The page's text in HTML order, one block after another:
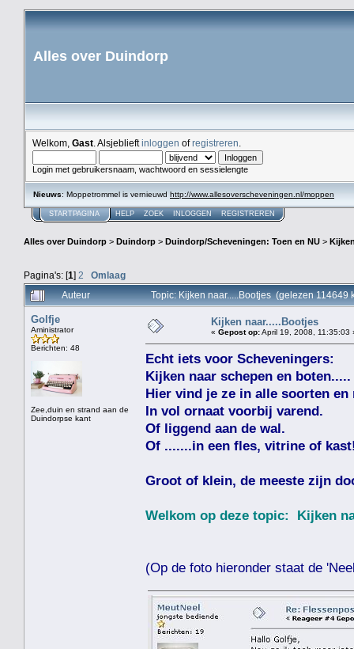
Alles over Duindorp
Welkom, Gast . Alsjeblieftinloggen ofregistreren
Login met gebruikersnaam, wachtwoord en sessielengte
Nieuws: Moppetrommel is vernieuwd http://www.allesoverscheveningen.nl/moppen
STARTPAGINA HELP ZOEK INLOGGEN REGISTREREN
Alles over Duindorp > Duindorp > Duindorp/Scheveningen: Toen en NU >
Pagina's: [1] 2
Omlaag
Auteur
Topic: Kijken naar.....Bootjes (gelezen 114649
Golfje
Aministrator
Berichten: 48
Zee,duin en strand aan de
Duindorpse kant
Kijken naar.....Bootjes
« Gepost op:April 19, 2008, 11:35:03
Echt iets voor Scheveningers:
Kijken naar schepen en boten.....
Hier vind je ze in alle soorten en
In vol ornaat voorbij varend.
Of liggend aan de wal.
Of .......in een fles, vitrine of
Groot of klein, de meeste zijn
Welkom op deze topic: Kijken
(Op de foto hieronder staat de